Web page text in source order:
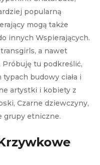
popularną
mogą także
innych Wspierających.
a nawet
Próbuję tu podkreślić,
budowy ciała i
artystki i kobiety z
Czarne dziewczyny,
grupy etniczne.